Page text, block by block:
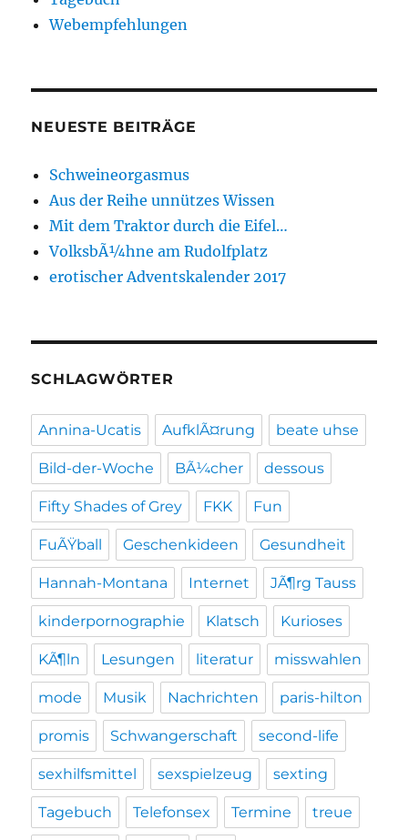
Webempfehlungen
NEUESTE BEITRÄGE
Schweineorgasmus
Aus der Reihe unnützes Wissen
Mit dem Traktor durch die Eifel…
VolksbÃ¼hne am Rudolfplatz
erotischer Adventskalender 2017
SCHLAGWÖRTER
Annina-Ucatis AufklÃ¤rung beate uhse
Bild-der-Woche BÃ¼cher dessous
Fifty Shades of Grey FKK Fun
FuÃŸball Geschenkideen Gesundheit
Hannah-Montana Internet JÃ¶rg Tauss
kinderpornographie Klatsch Kurioses
KÃ¶ln Lesungen literatur misswahlen
mode Musik Nachrichten paris-hilton
promis Schwangerschaft second-life
sexhilfsmittel sexspielzeug sexting
Tagebuch Telefonsex Termine treue